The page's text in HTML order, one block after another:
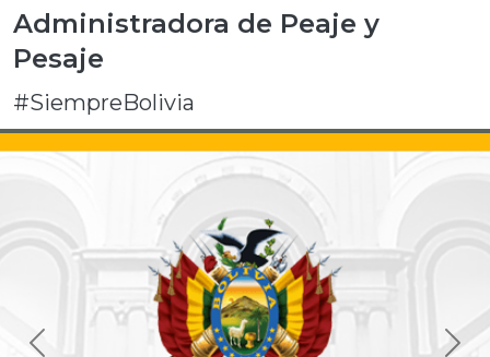
Administradora de Peaje y
Pesaje
#SiempreBolivia